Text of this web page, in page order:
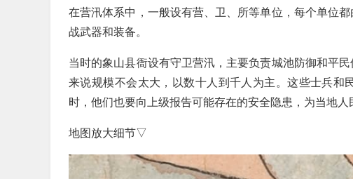
在营汛体系中，一般设有营、卫、所等单位，每个单位
战武器和装备。
当时的象山县衙设有守卫营汛，主要负责城池防御和平
来说规模不会太大，以数十人到千人为主。这些士兵和
时，他们也要向上级报告可能存在的安全隐患，为当地人
地图放大细节▽